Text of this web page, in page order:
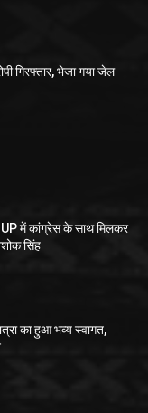
गिरफ्तार, भेजा गया जेल
UP में कांग्रेस के साथ मिलकर
सिंह
का हुआ भव्य स्वागत,